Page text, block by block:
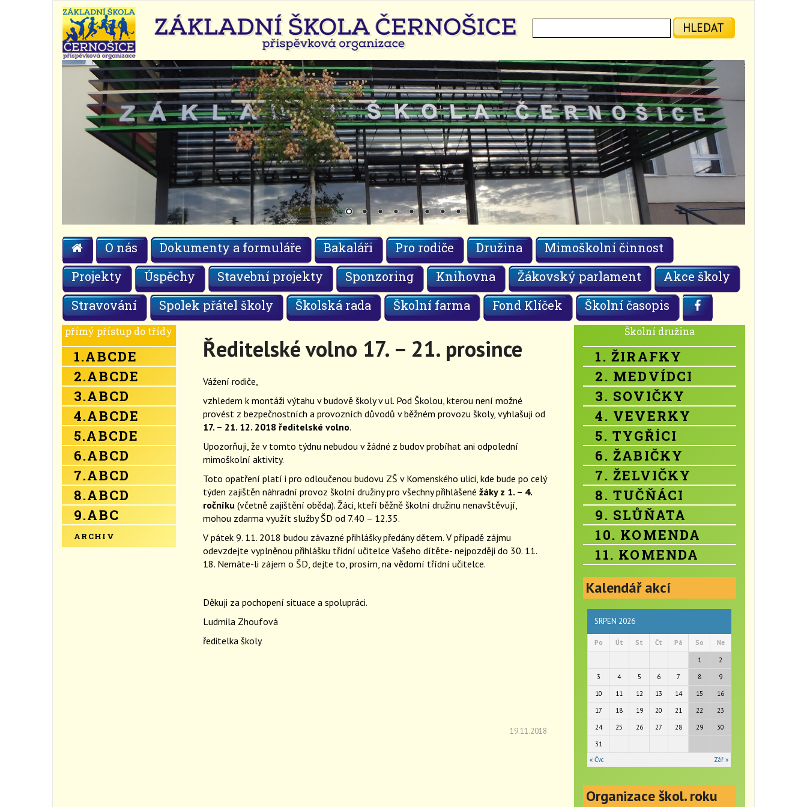
HLEDAT
O nás Dokumenty a formuláře Bakaláři Pro rodiče Družina
Mimoškolní činnost
Projekty
Úspěchy Stavební projekty Sponzoring Knihovna Žákovský parlament
Akce školy
Stravování
Spolek přátel školy Školská rada Školní farma Fond Klíček Školní časopis
přímý přístup do třídy
1.ABCDE
2.ABCDE
3.ABCD
4.ABCDE
5.ABCDE
6.ABCD
7.ABCD
8.ABCD
9.ABC
ARCHIV
Ředitelské volno 17. – 21. prosince
Vážení rodiče,
vzhledem k montáži výtahu v budově školy v ul. Pod Školou, kterou není možné
provést z bezpečnostních a provozních důvodů v běžném provozu školy, vyhlašuji od
17. – 21. 12. 2018 ředitelské volno.
Upozorňuji, že v tomto týdnu nebudou v žádné z budov probíhat ani odpolední
mimoškolní aktivity.
Toto opatření platí i pro odloučenou budovu ZŠ v Komenského ulici, kde bude po celý
týden zajištěn náhradní provoz školní družiny pro všechny přihlášené žáky z 1. – 4.
ročníku(včetně zajištění oběda). Žáci, kteří běžně školní družinu nenavštěvují,
mohou zdarma využít služby ŠD od 7.40 – 12.35.
V pátek 9. 11. 2018 budou závazné přihlášky předány dětem. V případě zájmu
odevzdejte vyplněnou přihlášku třídní učitelce Vašeho dítěte- nejpozději do 30. 11.
18. Nemáte-li zájem o ŠD, dejte to, prosím, na vědomí třídní učitelce.
Děkuji za pochopení situace a spolupráci.
Ludmila Zhoufová
ředitelka školy
19.11.2018
Školní družina
1. ŽIRAFKY
2. MEDVÍDCI
3. SOVIČKY
4. VEVERKY
5. TYGŘÍCI
6. ŽABIČKY
7. ŽELVIČKY
8. TUČŇÁCI
9. SLŮŇATA
10. KOMENDA
11. KOMENDA
Kalendář akcí
SRPEN 2026
Po Út St Čt Pá So Ne
1
2
3
4 5 6 7 8
9
10
11 12 13 14 15
16
17
18 19 20 21 22
23
24
25 26 27 28 29
30
31
« Čvc
Zář »
Organizace škol. roku